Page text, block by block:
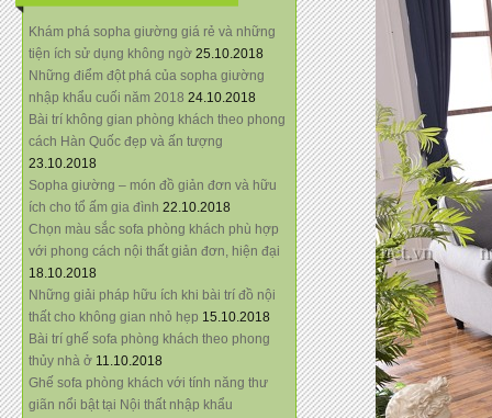
Khám phá sopha giường giá rẻ và những
tiện ích sử dụng không ngờ 25.10.2018
Những điểm đột phá của sopha giường
nhập khẩu cuối năm 2018 24.10.2018
Bài trí không gian phòng khách theo phong
cách Hàn Quốc đẹp và ấn tượng
23.10.2018
Sopha giường – món đồ giản đơn và hữu
ích cho tổ ấm gia đình 22.10.2018
Chọn màu sắc sofa phòng khách phù hợp
với phong cách nội thất giản đơn, hiện đại
18.10.2018
Những giải pháp hữu ích khi bài trí đồ nội
thất cho không gian nhỏ hẹp 15.10.2018
Bài trí ghế sofa phòng khách theo phong
thủy nhà ở 11.10.2018
Ghế sofa phòng khách với tính năng thư
giãn nổi bật tại Nội thất nhập khẩu